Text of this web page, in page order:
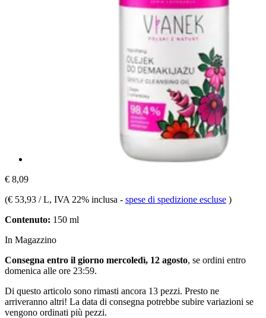
€ 8,09
(€ 53,93 / L, IVA 22% inclusa - spese di spedizione escluse )
Contenuto: 150 ml
In Magazzino
Consegna entro il giorno mercoledì, 12 agosto, se ordini entro
domenica alle ore 23:59.
Di questo articolo sono rimasti ancora 13 pezzi. Presto ne
arriveranno altri! La data di consegna potrebbe subire variazioni se
vengono ordinati più pezzi.